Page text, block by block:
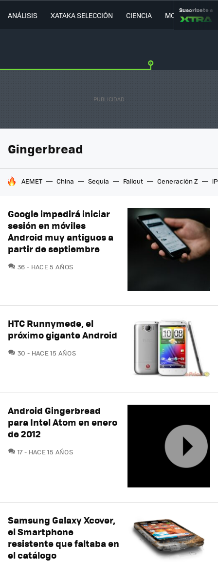
ANÁLISIS XATAKA SELECCIÓN CIENCIA MOVILIDAD
Suscríbete a
Gingerbread
HOY SE HABLA DE
AEMET China Sequía Fallout Generación Z
Google impedirá iniciar
sesión en móviles
Android muy antiguos a
partir de septiembre
36 COMENTARIOS
HACE 5 AÑOS
HTC Runnymede, el
próximo gigante Android
30 COMENTARIOS
HACE 15 AÑOS
Android Gingerbread
para Intel Atom en enero
de 2012
17COMENTARIOS
HACE 15 AÑOS
Samsung Galaxy Xcover,
el Smartphone
resistente que faltaba en
el catálogo